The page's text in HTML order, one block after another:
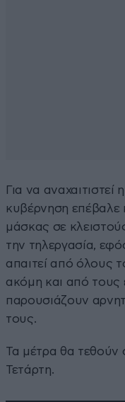
Για να
κυβέρνηση επέβαλε
μάσκας σε
την τηλεργασία,
απαιτεί από όλους
ακόμη και από τους
παρουσιάζουν
τους.
Τα μέτρα θα
Τετάρτη.